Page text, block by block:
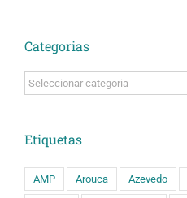
Categorias
Categorias
Etiquetas
AMP Arouca Azevedo